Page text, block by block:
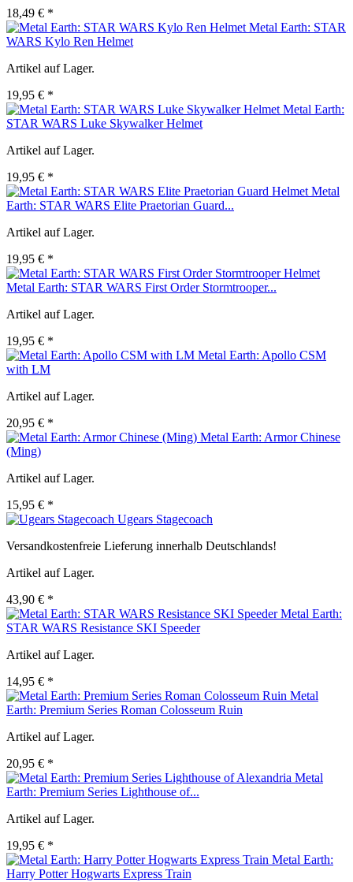
18,49 € *
Metal Earth: STAR
WARS Kylo Ren Helmet
Artikel auf Lager.
19,95 € *
Metal Earth:
STAR WARS Luke Skywalker Helmet
Artikel auf Lager.
19,95 € *
Metal
Earth: STAR WARS Elite Praetorian Guard...
Artikel auf Lager.
19,95 € *
Metal Earth: STAR WARS First Order Stormtrooper...
Artikel auf Lager.
19,95 € *
Metal Earth: Apollo CSM
with LM
Artikel auf Lager.
20,95 € *
Metal Earth: Armor Chinese
(Ming)
Artikel auf Lager.
15,95 € *
Ugears Stagecoach
Versandkostenfreie Lieferung innerhalb Deutschlands!
Artikel auf Lager.
43,90 € *
Metal Earth:
STAR WARS Resistance SKI Speeder
Artikel auf Lager.
14,95 € *
Metal
Earth: Premium Series Roman Colosseum Ruin
Artikel auf Lager.
20,95 € *
Metal
Earth: Premium Series Lighthouse of...
Artikel auf Lager.
19,95 € *
Metal Earth:
Harry Potter Hogwarts Express Train